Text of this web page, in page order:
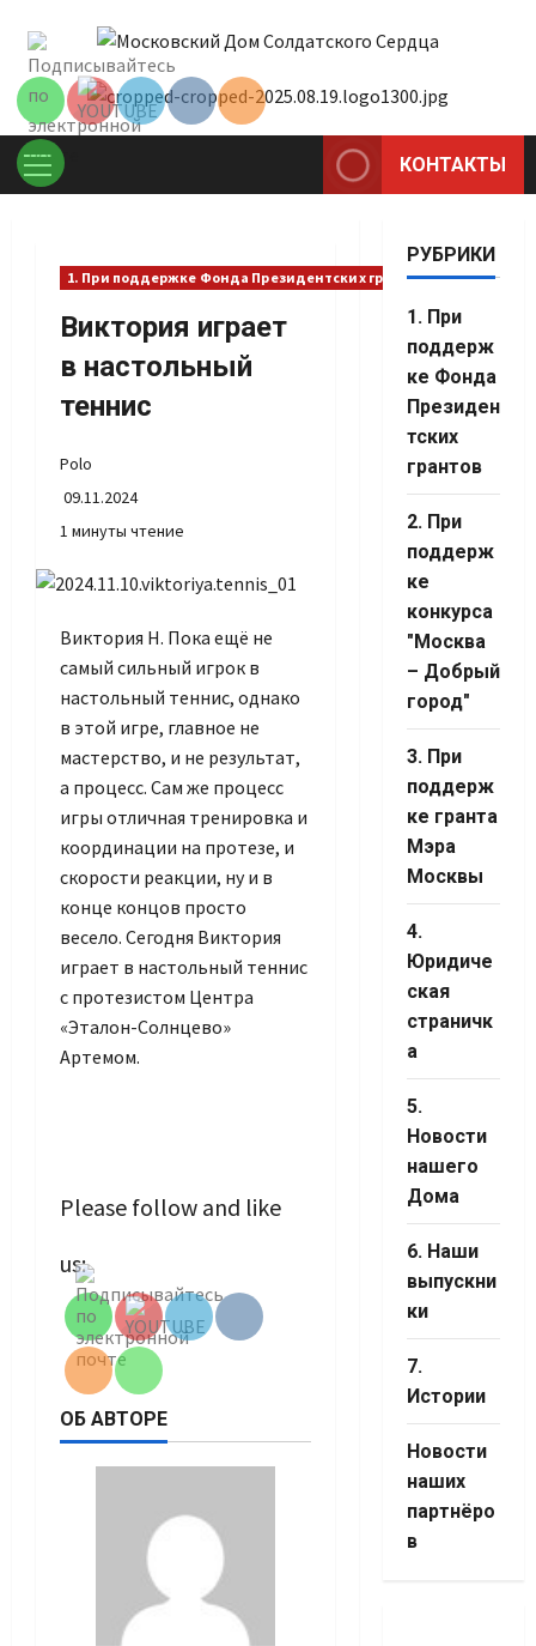
содержимому
Основное
КОНТАКТЫ
1. При поддержке Фонда Президентских грантов
Виктория играет
в настольный
теннис
Polo
09.11.2024
1 минуты чтение
Виктория Н. Пока ещё не
самый сильный игрок в
настольный теннис, однако
в этой игре, главное не
мастерство, и не результат,
а процесс. Сам же процесс
игры отличная тренировка и
координации на протезе, и
скорости реакции, ну и в
конце концов просто
весело. Сегодня Виктория
играет в настольный теннис
с протезистом Центра
«Эталон-Солнцево»
Артемом.
Please follow and like
us:Channel ID
ОБ АВТОРЕ
РУБРИКИ
1. При
поддерж
ке Фонда
Президен
тских
грантов
2. При
поддерж
ке
конкурса
"Москва
– Добрый
город"
3. При
поддерж
ке гранта
Мэра
Москвы
4.
Юридиче
ская
страничк
а
5.
Новости
нашего
Дома
6. Наши
выпускни
ки
7.
Истории
Новости
наших
партнёро
в
Set Youtube
Channel ID